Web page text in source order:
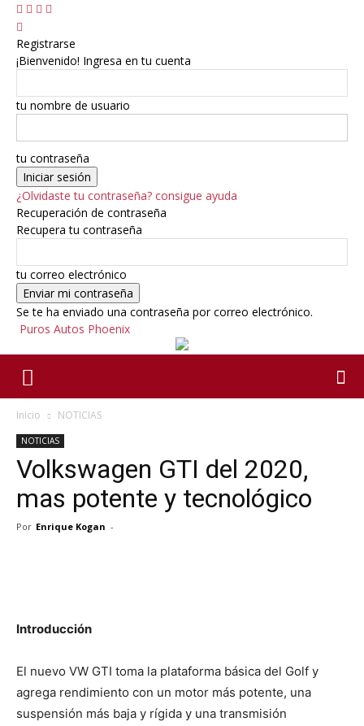
Registrarse
¡Bienvenido! Ingresa en tu cuenta
tu nombre de usuario
tu contraseña
¿Olvidaste tu contraseña? consigue ayuda
Recuperación de contraseña
Recupera tu contraseña
tu correo electrónico
Se te ha enviado una contraseña por correo electrónico.
Puros Autos Phoenix
Inicio NOTICIAS
NOTICIAS
Volkswagen GTI del 2020,
mas potente y tecnológico
Por Enrique Kogan -
Introducción
El nuevo VW GTI toma la plataforma básica del Golf y
agrega rendimiento con un motor más potente, una
suspensión más baja y rígida y una transmisión